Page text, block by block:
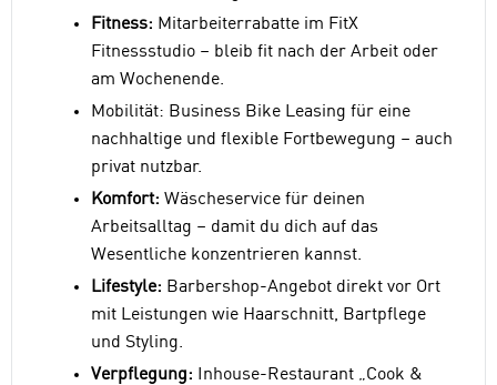
Fitness: Mitarbeiterrabatte im FitX
Fitnessstudio – bleib fit nach der Arbeit oder
am Wochenende.
Mobilität: Business Bike Leasing für eine
nachhaltige und flexible Fortbewegung – auch
privat nutzbar.
Komfort: Wäscheservice für deinen
Arbeitsalltag – damit du dich auf das
Wesentliche konzentrieren kannst.
Lifestyle: Barbershop-Angebot direkt vor Ort
mit Leistungen wie Haarschnitt, Bartpflege
und Styling.
Verpflegung: Inhouse-Restaurant „Cook &